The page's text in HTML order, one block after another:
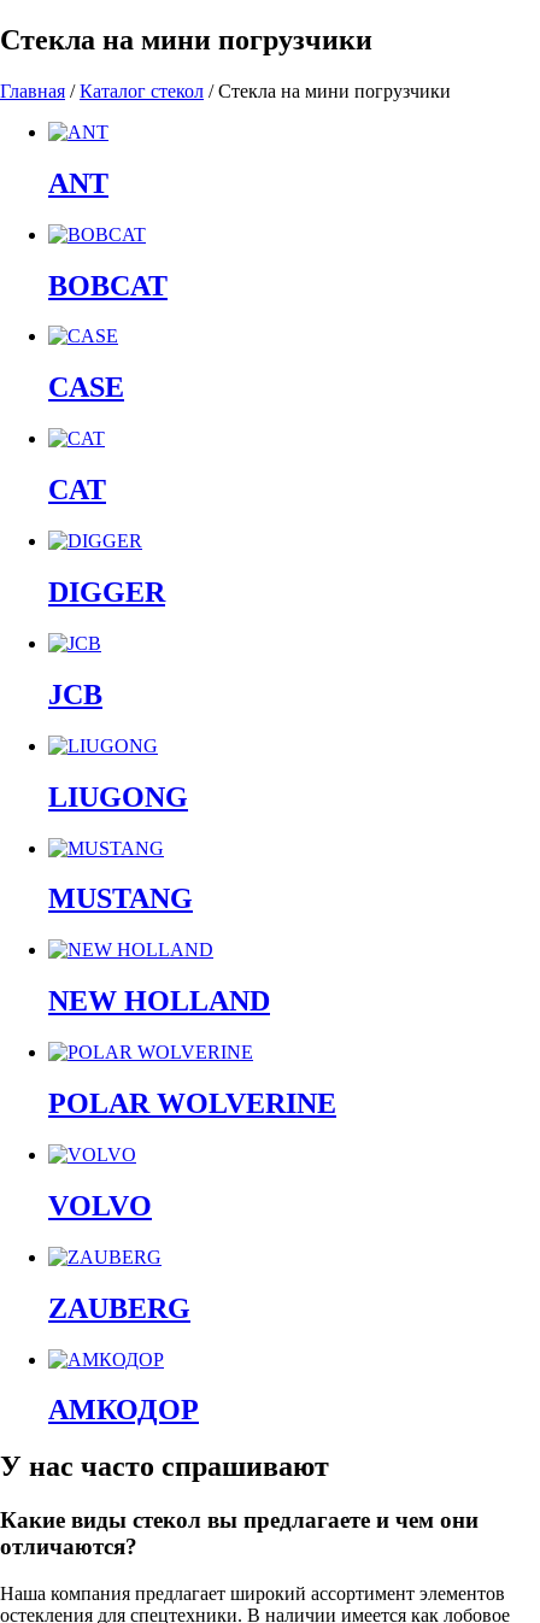
Стекла на мини погрузчики
Главная /Каталог стекол /Стекла на мини погрузчики
ANT
BOBCAT
CASE
CAT
DIGGER
JCB
LIUGONG
MUSTANG
NEW HOLLAND
POLAR WOLVERINE
VOLVO
ZAUBERG
АМКОДОР
У нас часто спрашивают
Какие виды стекол вы предлагаете и чем они
отличаются?
Наша компания предлагает широкий ассортимент элементов
остекления для спецтехники. В наличии имеется как лобовое